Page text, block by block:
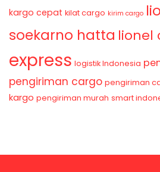
kargo cepat kilat cargo kirim cargo
soekarno hatta lionel
express logistik Indonesia
pengiriman cargo pengiriman
kargo pengiriman murah smart